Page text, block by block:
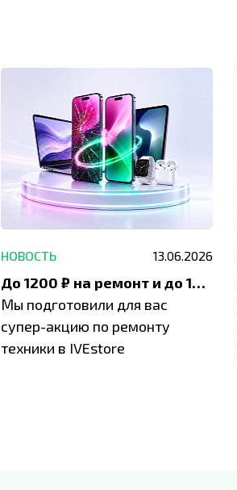
НОВОСТЬ 13.06.2026
До 1200 ₽ на ремонт и до 1500 ₽ на покупку техники Apple
Мы подготовили для вас
супер-акцию по ремонту
техники в IVEstore